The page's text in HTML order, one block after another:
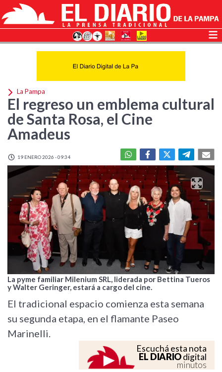
La Pampa
El regreso un emblema cultural
de Santa Rosa, el Cine
Amadeus
19 ENERO 2026 - 09:34
La pyme familiar Milenium SRL, liderada por Bettina Tueros
y Walter Geringer, estará a cargo del cine.
El tradicional espacio comienza esta semana
su segunda etapa, en el flamante Paseo
Marinelli.
Escuchá esta nota
EL DIARIOdigital
minutos